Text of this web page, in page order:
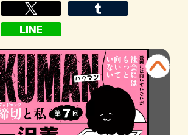
む」と宣言しまくっていたのだが、現実は
今のまま３年休むと栄養失調などにより永
遠の休息が訪れるた